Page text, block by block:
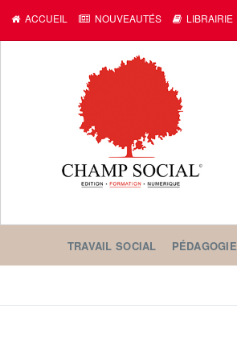
ACCUEIL NOUVEAUTÉS LIBRAIRIE
TRAVAIL SOCIAL PÉDAGOGIE